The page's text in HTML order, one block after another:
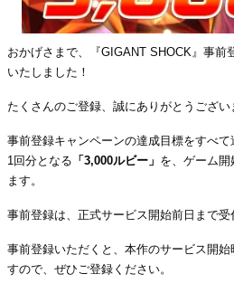
おかげさまで、『GIGANT SHOCK』事前
いたしました！
たくさんのご登録、誠にありがとうござい
事前登録キャンペーンの達成目標をすべ
1回分となる 「3,000ルビー」 を、ゲーム
ます。
事前登録は、正式サービス開始前日まで受
事前登録いただくと、本作のサービス開
すので、ぜひご登録ください。